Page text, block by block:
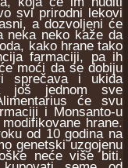
svi prirodni lekovi
a dozvoljeni će
neka neko kaže da
kako hrane tako
farmaciji, pa ih
moći da se dobiju
sprečava i ukida
još jednom sve
će svu
i Monsanto-u
hrane.
od 10 godina na
genetski uzgojenu
neće više biti.